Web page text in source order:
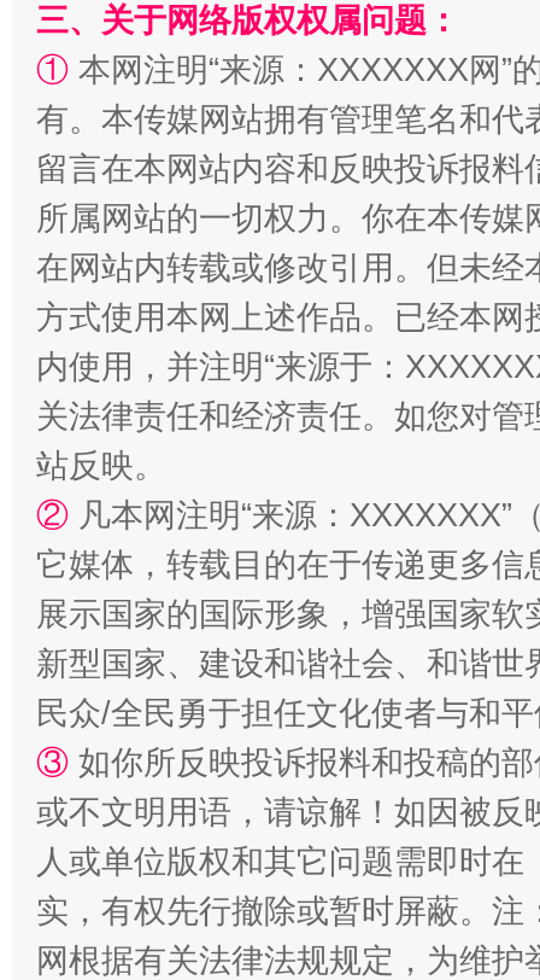
阿坝州三大球赛在茂县开幕 规模
国家大学科技园优化重塑工作
扯下公款旅游的“隐身衣” 如何以
三、关于网络版权权属问题：
① 本网注明“来源：XXXXXXX网”
有。本传媒网站拥有管理笔名和
留言在本网站内容和反映投诉报
所属网站的一切权力。你在本传
在网站内转载或修改引用。但未
方式使用本网上述作品。已经本
内使用，并注明“来源于：
关法律责任和经济责任。如您对
站反映。
② 凡本网注明“来源：
它媒体，转载目的在于传递更多
展示国家的国际形象，增强国家
新型国家、建设和谐社会、和谐
民众/全民勇于担任文化使者与和
③ 如你所反映投诉报料和投稿的
或不文明用语，请谅解！如因被
人或单位版权和其它问题需即时在
实，有权先行撤除或暂时屏蔽。
网根据有关法律法规规定，为维